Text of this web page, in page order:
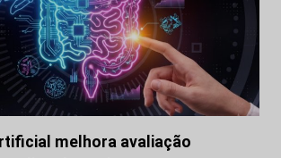
melhora avaliação